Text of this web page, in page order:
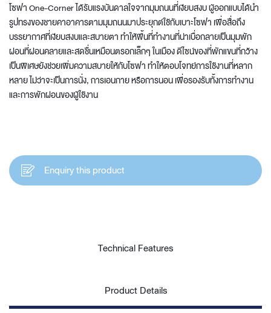
โซฟา One-Corner ได้รับแรงบันดาลใจจากมุมถนนที่เงียบสงบ ผู้ออกแบบได้นำ
รูปทรงของชายคาอาคารตามมุมถนนมาประยุกต์ใช้กับเบาะโซฟา เพื่อสื่อถึง
บรรยากาศที่เงียบสงบและสบายตา ทำให้พื้นที่ทำงานที่น่าเบื่อกลายเป็นมุมพัก
ผ่อนที่ผ่อนคลายและสดชื่นเหมือนตรอกเล็กๆ ในเมือง ดีไซน์ของที่พักแขนที่กว้าง
เป็นพิเศษยังช่วยเพิ่มความสบายให้กับโซฟา ทำให้ตอบโจทย์การใช้งานที่หลาก
หลาย ไม่ว่าจะเป็นการนั่ง, การเอนกาย หรือการนอน เพื่อรองรับทั้งการทำงาน
และการพักผ่อนของผู้ใช้งาน
Enquiry this product
Technical Features
Product Details